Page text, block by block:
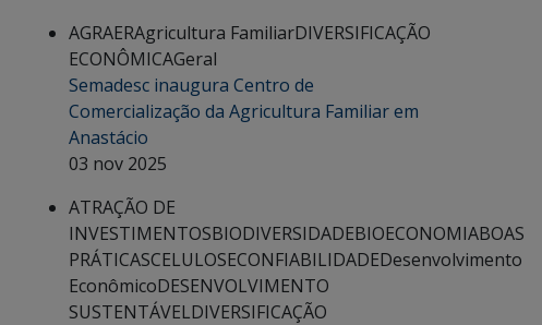
AGRAERAgricultura FamiliarDIVERSIFICAÇÃO
ECONÔMICAGeral
Semadesc inaugura Centro de
Comercialização da Agricultura Familiar em
Anastácio
03 nov 2025
ATRAÇÃO DE
INVESTIMENTOSBIODIVERSIDADEBIOECONOMIABOAS
PRÁTICASCELULOSECONFIABILIDADEDesenvolvimento
EconômicoDESENVOLVIMENTO
SUSTENTÁVELDIVERSIFICAÇÃO